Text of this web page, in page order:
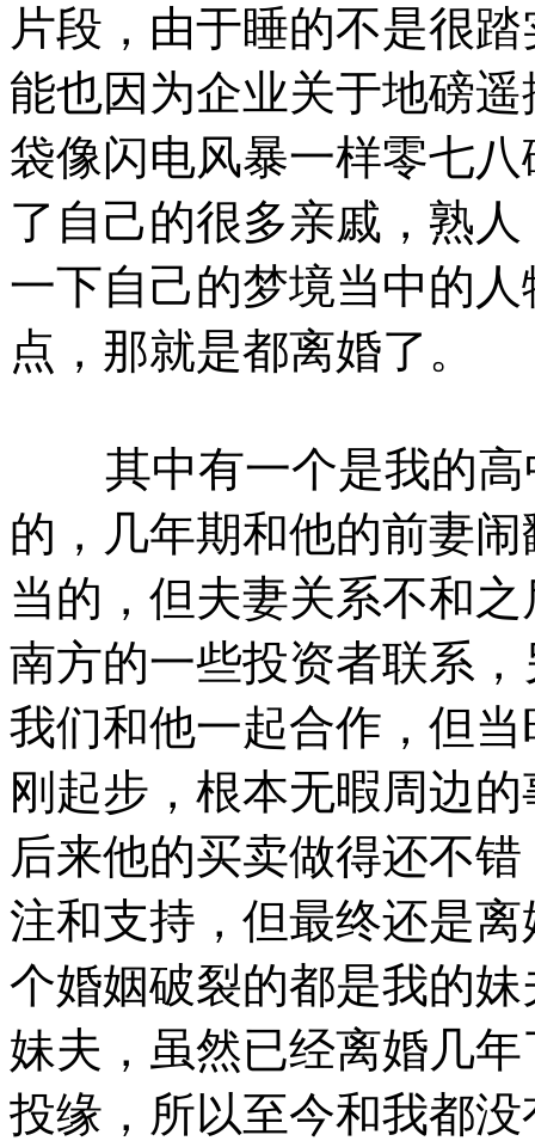
片段，由于睡的不是很
能也因为企业关于地磅
袋像闪电风暴一样零七
了自己的很多亲戚，熟
一下自己的梦境当中的
点，那就是都离婚了。
其中有一个是我的高
的，几年期和他的前妻
当的，但夫妻关系不和
南方的一些投资者联系
我们和他一起合作，但
刚起步，根本无暇周边
后来他的买卖做得还不
注和支持，但最终还是
个婚姻破裂的都是我的
妹夫，虽然已经离婚几
投缘，所以至今和我都